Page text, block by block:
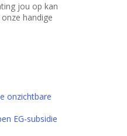
jou op kan
handige
onzichtbare
EG-subsidie